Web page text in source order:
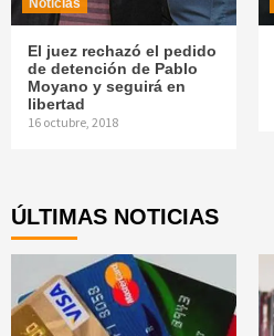
Noticias
El juez rechazó el pedido
de detención de Pablo
Moyano y seguirá en
libertad
16 octubre, 2018
ÚLTIMAS NOTICIAS